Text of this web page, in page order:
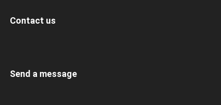
Contact us
Send a message